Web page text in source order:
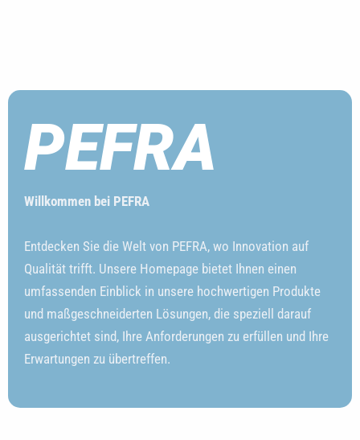
PEFRA
Willkommen bei PEFRA
Entdecken Sie die Welt von PEFRA, wo Innovation auf
Qualität trifft. Unsere Homepage bietet Ihnen einen
umfassenden Einblick in unsere hochwertigen Produkte
und maßgeschneiderten Lösungen, die speziell darauf
ausgerichtet sind, Ihre Anforderungen zu erfüllen und Ihre
Erwartungen zu übertreffen.